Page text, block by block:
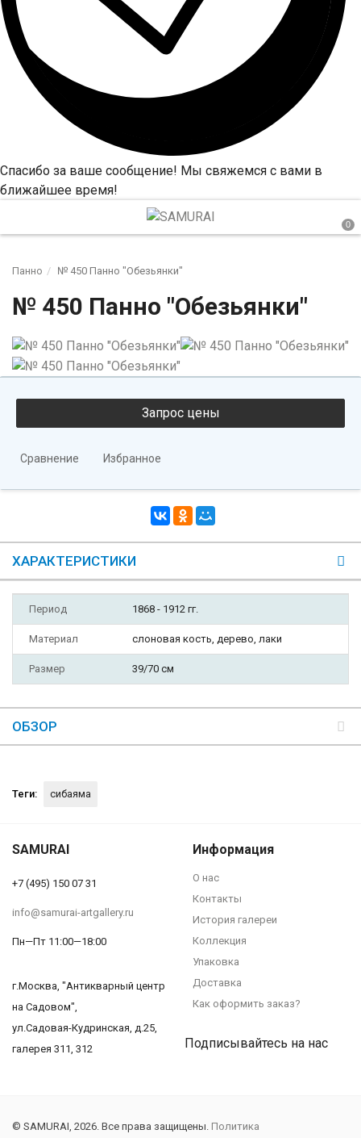
Спасибо за ваше сообщение! Мы свяжемся с вами в
ближайшее время!
Панно № 450 Панно "Обезьянки"
№ 450 Панно "Обезьянки"
Сравнение Избранное
ХАРАКТЕРИСТИКИ
Период 1868 - 1912 гг.
Материал слоновая кость, дерево, лаки
Размер 39/70 см
ОБЗОР
Теги: сибаяма
SAMURAI
+7 (495) 150 07 31
info@samurai-artgallery.ru
Пн—Пт 11:00—18:00
г.Москва, "Антикварный центр
на Садовом",
ул.Садовая-Кудринская, д.25,
галерея 311, 312
Информация
О нас
Контакты
История галереи
Коллекция
Упаковка
Доставка
Как оформить заказ?
Подписывайтесь на нас
© SAMURAI, 2026. Все права защищены. Политика